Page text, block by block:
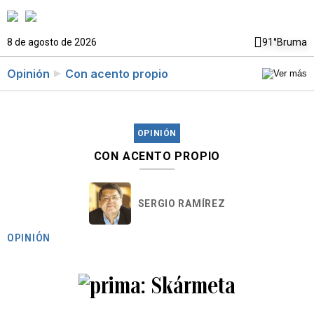
8 de agosto de 2026 91°Bruma
Opinión Con acento propio
OPINIÓN
CON ACENTO PROPIO
SERGIO RAMÍREZ
OPINIÓN
Skármeta